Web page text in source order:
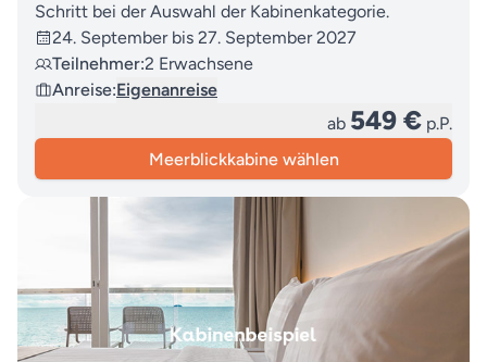
Schritt bei der Auswahl der Kabinenkategorie.
24. September bis 27. September 2027
Teilnehmer:2 Erwachsene
Anreise:Eigenanreise
ab 549 € p.P.
Meerblickkabine wählen